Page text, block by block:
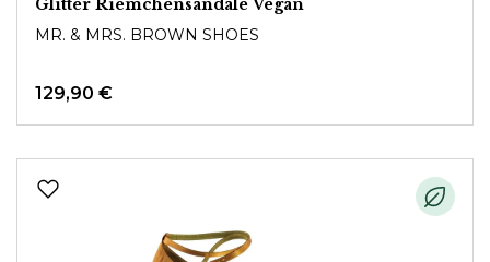
Glitter Riemchensandale Vegan
MR. & MRS. BROWN SHOES
129,90 €